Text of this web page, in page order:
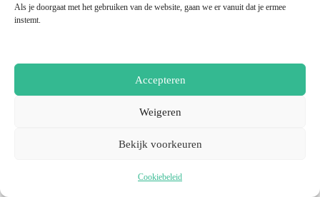
Als je doorgaat met het gebruiken van de website, gaan we er vanuit dat je ermee
instemt.
Accepteren
Weigeren
Bekijk voorkeuren
Cookiebeleid